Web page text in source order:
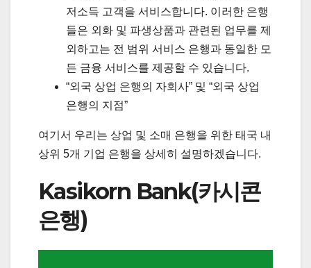
저소득 고객을 서비스합니다. 이러한 은행
들은 외화 및 파생상품과 관련된 업무를 제
외하고는 전 범위 서비스 은행과 동일한 모
든 금융 서비스를 제공할 수 있습니다.
“외국 상업 은행의 자회사” 및 “외국 상업
은행의 지점”
여기서 우리는 상업 및 소매 은행을 위한 태국 내
상위 5개 기업 은행을 상세히 설명하겠습니다.
Kasikorn Bank(카시콘
은행)